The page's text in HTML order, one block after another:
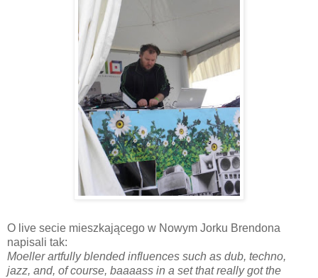
O live secie mieszkającego w Nowym Jorku Brendona
napisali tak:
Moeller artfully blended influences such as dub, techno,
jazz, and, of course, baaaass in a set that really got the